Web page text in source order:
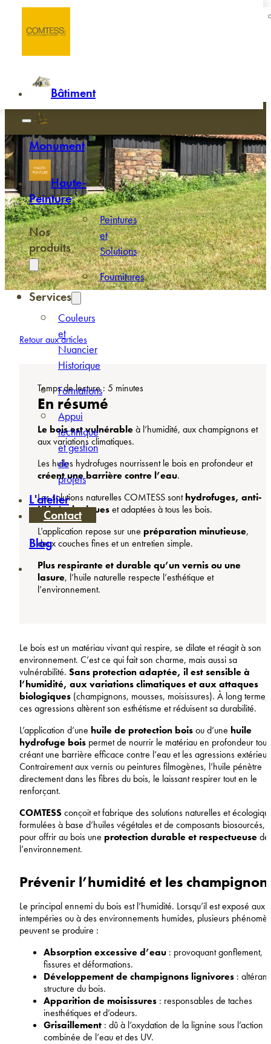
Passer au contenu principal
Bâtiment
Monument
Haute-
Peinture
Nos
produits
Peintures
et
Solutions
Fournitures
Services
Couleurs
et
Nuancier
Historique
Formations
Appui
technique
et gestion
de
projets
L'atelier
Contact
Blog
Huiles protectrices et hydrofuges
bois
Retour aux articles
Temps de lecture : 5 minutes
En résumé
Le bois est vulnérableà l’humidité, aux champignons et
aux variations climatiques.
Les huiles hydrofuges nourrissent le bois en profondeur et
créent une barrière contre l’eau.
Les solutions naturelles COMTESS sonthydrofuges, anti-
UV, écologiqueset adaptées à tous les bois.
L’application repose sur une préparation minutieuse,
deux couches fines et un entretien simple.
Plus respirante et durable qu’un vernis ou une
lasure, l’huile naturelle respecte l’esthétique et
l’environnement.
Le bois est un matériau vivant qui respire, se dilate et réagit à son
environnement. C’est ce qui fait son charme, mais aussi sa
vulnérabilité. Sans protection adaptée, il est sensible à
l’humidité, aux variations climatiques et aux attaques
biologiques (champignons, mousses, moisissures). À long terme,
ces agressions altèrent son esthétisme et réduisent sa durabilité.
L’application d’une huile de protection boisou d’une huile
hydrofuge bois permet de nourrir le matériau en profondeur
créant une barrière efficace contre l’eau et les agressions
Contrairement aux vernis ou peintures filmogènes, l’huile pénètre
directement dans les fibres du bois, le laissant respirer tout en le
renforçant.
COMTESSconçoit et fabrique des solutions naturelles et
formulées à base d’huiles végétales et de composants biosourcés,
pour offrir au bois une protection durable et respectueusede
l’environnement.
Prévenir l’humidité et les
Le principal ennemi du bois est l’humidité. Lorsqu’il est exposé aux
intempéries ou à des environnements humides, plusieurs
peuvent se produire :
Absorption excessive d’eau : provoquant gonflement,
fissures et déformations.
Développement de champignons lignivores :
structure du bois.
Apparition de moisissures : responsables de taches
inesthétiques et d’odeurs.
Grisaillement : dû à l’oxydation de la lignine sous l’action
combinée de l’eau et des UV.